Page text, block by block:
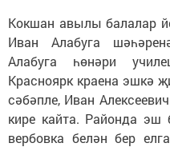
Кокшан авылы балалар
Иван Алабуга
Алабуга һөнәри
Красноярк краена эшкә
сәбәпле, Иван
кире кайта. Районда
вербовка белән бер